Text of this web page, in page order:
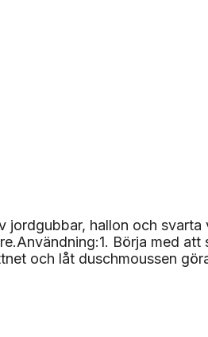
jordgubbar, hallon och
Börja med
och låt duschmoussen